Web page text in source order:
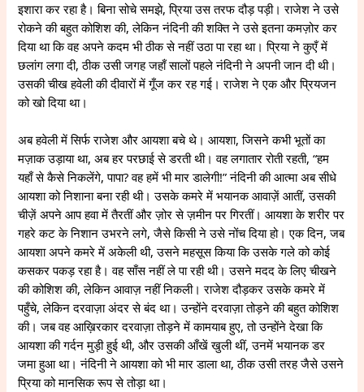
इशारा कर रहा है। बिना सोचे समझे, प्रिया उस तरफ दौड़ पड़ी। राजेश ने उसे
रोकने की बहुत कोशिश की, लेकिन नंदिनी की शक्ति ने उसे इतना कमज़ोर कर
दिया था कि वह अपने कदम भी ठीक से नहीं उठा पा रहा था। प्रिया ने कुएँ में
छलांग लगा दी, ठीक उसी जगह जहाँ सालों पहले नंदिनी ने अपनी जान दी थी।
उसकी चीख हवेली की दीवारों में गूँज कर रह गई। राजेश ने एक और प्रियजन
को खो दिया था।
अब हवेली में सिर्फ राजेश और आयशा बचे थे। आयशा, जिसने कभी भूतों का
मज़ाक उड़ाया था, अब हर परछाई से डरती थी। वह लगातार रोती रहती, “हम
यहाँ से कैसे निकलेंगे, पापा? वह हमें भी मार डालेगी!” नंदिनी की आत्मा अब सीधे
आयशा को निशाना बना रही थी। उसके कमरे में भयानक आवाज़ें आतीं, उसकी
चीज़ें अपने आप हवा में तैरतीं और ज़ोर से ज़मीन पर गिरतीं। आयशा के शरीर पर
गहरे कट के निशान उभरने लगे, जैसे किसी ने उसे नोंच दिया हो। एक दिन, जब
आयशा अपने कमरे में अकेली थी, उसने महसूस किया कि उसके गले को कोई
कसकर पकड़ रहा है। वह साँस नहीं ले पा रही थी। उसने मदद के लिए चीखने
की कोशिश की, लेकिन आवाज़ नहीं निकली। राजेश दौड़कर उसके कमरे में
पहुँचे, लेकिन दरवाज़ा अंदर से बंद था। उन्होंने दरवाज़ा तोड़ने की बहुत कोशिश
की। जब वह आख़िरकार दरवाज़ा तोड़ने में कामयाब हुए, तो उन्होंने देखा कि
आयशा की गर्दन मुड़ी हुई थी, और उसकी आँखें खुली थीं, उनमें भयानक डर
जमा हुआ था। नंदिनी ने आयशा को भी मार डाला था, ठीक उसी तरह जैसे उसने
प्रिया को मानसिक रूप से तोड़ा था।